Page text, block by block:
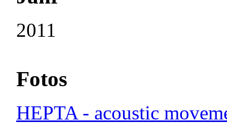
2011
Fotos
HEPTA - acoustic